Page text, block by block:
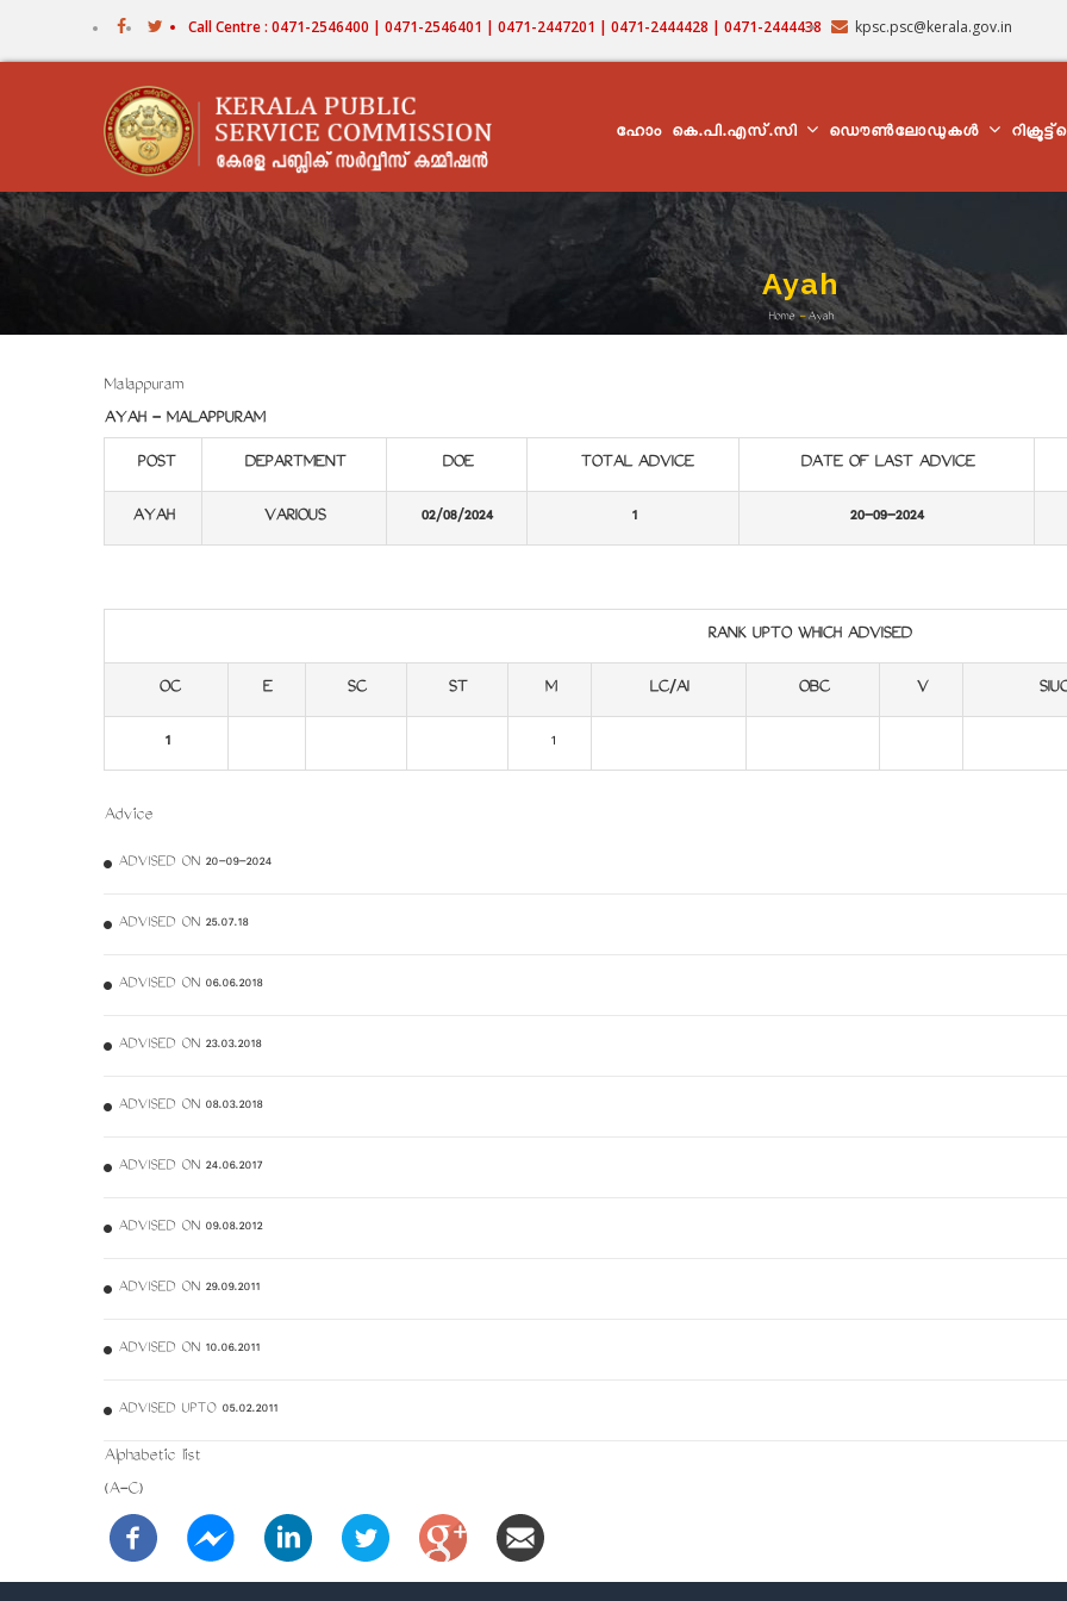
Call Centre : 0471-2546400 | 0471-2546401 | 0471-2447201 | 0471-2444428 | 0471-2444438 kpsc.psc@kerala.gov.in
NAVIGATION
ഹോം കെ.പി.എസ്.സി ഡൌൺലോഡുകൾ
Ayah
Breadcrumb
Home -Ayah
Malappuram
AYAH - MALAPPURAM
POST
DEPARTMENT DOE TOTAL ADVICE DATE OF LAST ADVICE
AYAH VARIOUS 02/08/2024 1 20-09-2024
RANK UPTO WHICH ADVISED
OC E SC ST M LC/AI OBC V
1 1
Advice
ADVISED ON 20-09-2024
ADVISED ON 25.07.18
ADVISED ON 06.06.2018
ADVISED ON 23.03.2018
ADVISED ON 08.03.2018
ADVISED ON 24.06.2017
ADVISED ON 09.08.2012
ADVISED ON 29.09.2011
ADVISED ON 10.06.2011
ADVISED UPTO 05.02.2011
Alphabetic list
(A-C)